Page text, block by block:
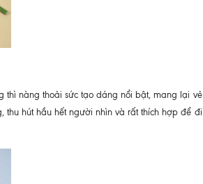
thì nàng thoải sức tạo dáng nổi bật, mang lại vẻ
hút hầu hết người nhìn và rất thích hợp để đi